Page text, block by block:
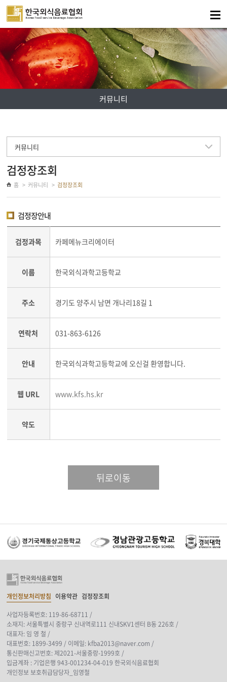
주메뉴 바로가기
컨텐츠 바로가기
커뮤니티
커뮤니티
검정장조회
홈 커뮤니티 검정장조회
검정장안내
검정과목 카페메뉴크리에이터
이름 한국외식과학고등학교
주소 경기도 양주시 남면 개나리18길 1
연락처 031-863-6126
안내 한국외식과학고등학교에 오신걸 환영합니다.
웹 URL www.kfs.hs.kr
약도
뒤로이동
개인정보처리방침 이용약관 검정장조회
사업자등록번호: 119-86-68711 /
소재지: 서울특별시 중랑구 신내역로111 신내SKV1센터 B동 226호 /
대표자: 임 영 철 /
대표번호: 1899-3499 / 이메일: kfba2013@naver.com /
통신판매신고번호: 제2021-서울중랑-1999호 /
입금계좌 : 기업은행 943-001234-04-019 한국외식음료협회
개인정보 보호취급담당자_임영철